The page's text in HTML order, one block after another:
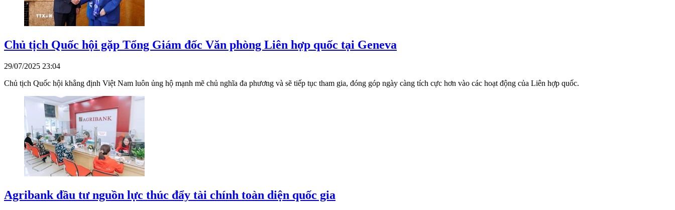
Chủ tịch Quốc hội gặp Tổng Giám đốc Văn phòng Liên hợp quốc tại Geneva
29/07/2025 23:04
Chủ tịch Quốc hội khẳng định Việt Nam luôn ủng hộ mạnh mẽ chủ nghĩa đa phương và sẽ tiếp tục tham gia, đóng góp ngày càng tích cực hơn vào các hoạt động của Liên hợp quốc.
Agribank đầu tư nguồn lực thúc đẩy tài chính toàn diện quốc gia